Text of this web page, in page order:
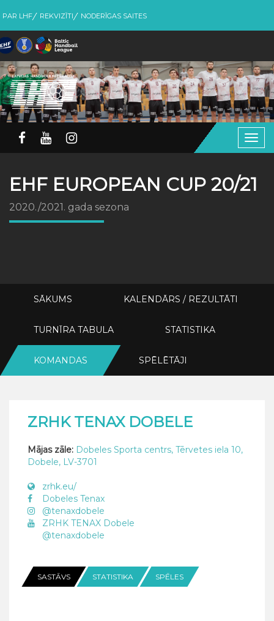
PAR LHF REKVIZĪTI NODERĪGAS SAITES
EHF EUROPEAN CUP 20/21
2020./2021. gada sezona
SĀKUMS KALENDĀRS / REZULTĀTI
TURNĪRA TABULA STATISTIKA
KOMANDAS SPĒLĒTĀJI
ZRHK TENAX DOBELE
Mājas zāle: Dobeles Sporta centrs, Tērvetes iela 10,
Dobele, LV-3701
zrhk.eu/
Dobeles Tenax
@tenaxdobele
ZRHK TENAX Dobele
@tenaxdobele
SASTĀVS STATISTIKA SPĒLES